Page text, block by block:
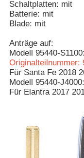
Startseite
Produkte
Videos
Schaltplatten: mit
Batterie: mit
Blade: mit
Anträge auf:
Modell 95440-S1100:
Originalteilnummer:
Für Santa Fe 2018
Modell 95440-
Für Elantra 2017